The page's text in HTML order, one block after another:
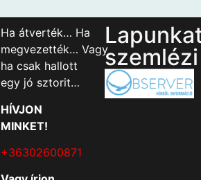
Ha átverték… Ha
megvezették… Vagy
ha csak hallott
egy jó sztorit…
HÍVJON
MINKET!
+36302600871
szemlézi